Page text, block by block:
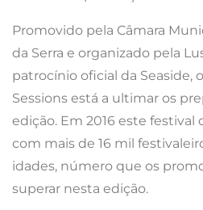
Promovido pela Câmara
da Serra e organizado pela
patrocínio oficial da Seaside,
Sessions está a ultimar os
edição. Em 2016 este
com mais de 16 mil
idades, número que os
superar nesta edição.